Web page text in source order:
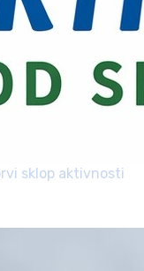
sklop aktivnosti